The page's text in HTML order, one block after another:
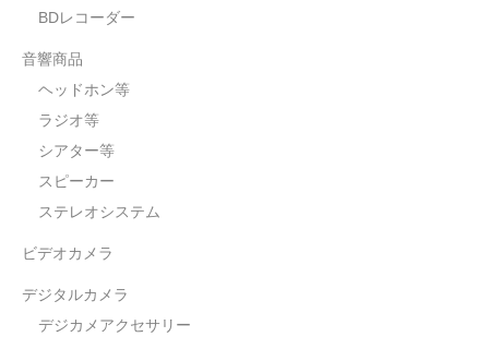
BDレコーダー
音響商品
ヘッドホン等
ラジオ等
シアター等
スピーカー
ステレオシステム
ビデオカメラ
デジタルカメラ
デジカメアクセサリー